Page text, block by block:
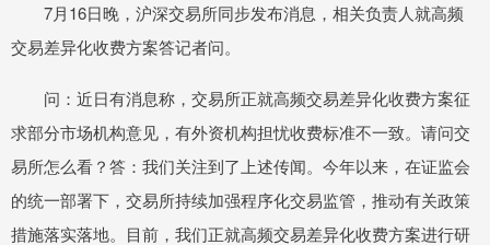
7月16日晚，沪深交易所同步发布消息，相关负责人就高频
交易差异化收费方案答记者问。
问：近日有消息称，交易所正就高频交易差异化收费方案征
求部分市场机构意见，有外资机构担忧收费标准不一致。请问交
易所怎么看？答：我们关注到了上述传闻。今年以来，在证监会
的统一部署下，交易所持续加强程序化交易监管，推动有关政策
措施落实落地。目前，我们正就高频交易差异化收费方案进行研